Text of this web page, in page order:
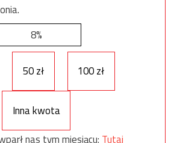
8%
50 zł 100 zł
Inna kwota
nas tym miesiącu: Tutaj